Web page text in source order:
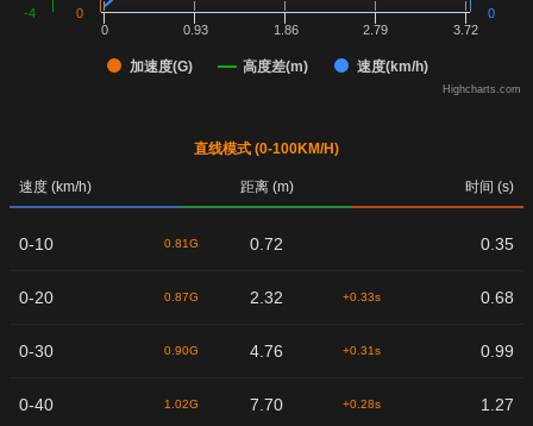
加速度(G) 高度差(m) 速度(km/h)
0 0.93 1.86 2.79 3.72
0
-4 0
Highcharts.com
直线模式 (0-100KM/H)
速度 (km/h) 距离 (m) 时间 (s)
0-10 0.81G 0.72 0.35
0-20 0.87G 2.32 +0.33s 0.68
0-30 0.90G 4.76 +0.31s 0.99
0-40 1.02G 7.70 +0.28s 1.27